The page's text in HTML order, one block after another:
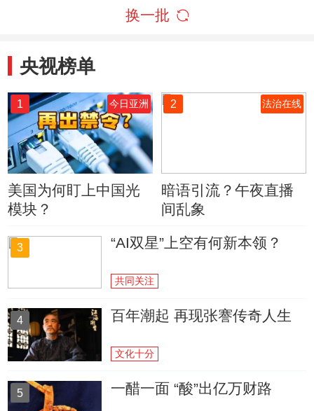
换一批
央视榜单
1 今日亚洲
美国为何盯上中国光
模块？
2 法治在线
暗语引流？午夜直播
间乱象
3 “AI双星”上空有何新本领？
共同关注
4 百年潮起 再现张謇传奇人生
文化十分
5 一醋一面 “酸”出亿万财路